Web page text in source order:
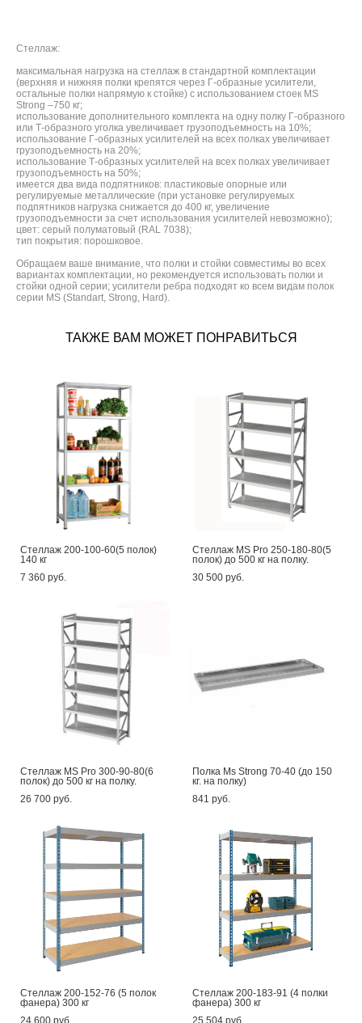
Стеллаж:
максимальная нагрузка на стеллаж в стандартной комплектации
(верхняя и нижняя полки крепятся через Г-образные усилители,
остальные полки напрямую к стойке) с использованием стоек MS
Strong –750 кг;
использование дополнительного комплекта на одну полку Г-образного
или Т-образного уголка увеличивает грузоподъемность на 10%;
использование Г-образных усилителей на всех полках увеличивает
грузоподъемность на 20%;
использование Т-образных усилителей на всех полках увеличивает
грузоподъемность на 50%;
имеется два вида подпятников: пластиковые опорные или
регулируемые металлические (при установке регулируемых
подпятников нагрузка снижается до 400 кг, увеличение
грузоподъемности за счет использования усилителей невозможно);
цвет: серый полуматовый (RAL 7038);
тип покрытия: порошковое.
Обращаем ваше внимание, что полки и стойки совместимы во всех
вариантах комплектации, но рекомендуется использовать полки и
стойки одной серии; усилители ребра подходят ко всем видам полок
серии MS (Standart, Strong, Hard).
ТАКЖЕ ВАМ МОЖЕТ ПОНРАВИТЬСЯ
Стеллаж 200-100-60(5 полок)
140 кг
7 360 pуб.
Стеллаж MS Pro 250-180-80(5
полок) до 500 кг на полку.
30 500 pуб.
Стеллаж MS Pro 300-90-80(6
полок) до 500 кг на полку.
26 700 pуб.
Полка Ms Strong 70-40 (до 150
кг. на полку)
841 pуб.
Стеллаж 200-152-76 (5 полок
фанера) 300 кг
24 600 pуб.
Стеллаж 200-183-91 (4 полки
фанера) 300 кг
25 504 pуб.